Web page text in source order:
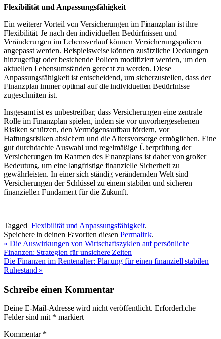
Flexibilität und Anpassungsfähigkeit
Ein weiterer Vorteil von Versicherungen im Finanzplan ist ihre
Flexibilität. Je nach den individuellen Bedürfnissen und
Veränderungen im Lebensverlauf können Versicherungspolicen
angepasst werden. Beispielsweise können zusätzliche Deckungen
hinzugefügt oder bestehende Policen modifiziert werden, um den
aktuellen Lebensumständen gerecht zu werden. Diese
Anpassungsfähigkeit ist entscheidend, um sicherzustellen, dass der
Finanzplan immer optimal auf die individuellen Bedürfnisse
zugeschnitten ist.
Insgesamt ist es unbestreitbar, dass Versicherungen eine zentrale
Rolle im Finanzplan spielen, indem sie vor unvorhergesehenen
Risiken schützen, den Vermögensaufbau fördern, vor
Haftungsrisiken absichern und die Altersvorsorge ermöglichen. Eine
gut durchdachte Auswahl und regelmäßige Überprüfung der
Versicherungen im Rahmen des Finanzplans ist daher von großer
Bedeutung, um eine langfristige finanzielle Sicherheit zu
gewährleisten. In einer sich ständig verändernden Welt sind
Versicherungen der Schlüssel zu einem stabilen und sicheren
finanziellen Fundament für die Zukunft.
Tagged Flexibilität und Anpassungsfähigkeit.
Speichere in deinen Favoriten diesen Permalink.
« Die Auswirkungen von Wirtschaftszyklen auf persönliche
Finanzen: Strategien für unsichere Zeiten
Die Finanzen im Rentenalter: Planung für einen finanziell stabilen
Ruhestand »
Schreibe einen Kommentar
Deine E-Mail-Adresse wird nicht veröffentlicht. Erforderliche
Felder sind mit * markiert
Kommentar *